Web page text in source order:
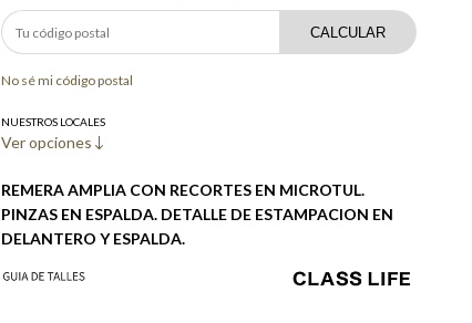
CALCULAR
No sé mi código postal
NUESTROS LOCALES
Ver opciones
REMERA AMPLIA CON RECORTES EN MICROTUL.
PINZAS EN ESPALDA. DETALLE DE ESTAMPACION EN
DELANTERO Y ESPALDA.